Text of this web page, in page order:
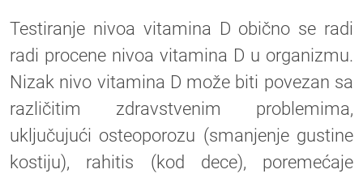
Testiranje nivoa vitamina D obično se radi
radi procene nivoa vitamina D u organizmu.
Nizak nivo vitamina D može biti povezan sa
različitim zdravstvenim problemima,
uključujući osteoporozu (smanjenje gustine
kostiju), rahitis (kod dece), poremećaje